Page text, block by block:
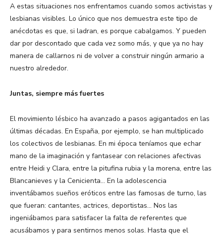
A estas situaciones nos enfrentamos cuando somos activistas y
lesbianas visibles. Lo único que nos demuestra este tipo de
anécdotas es que, si ladran, es porque cabalgamos. Y pueden
dar por descontado que cada vez somo más, y que ya no hay
manera de callarnos ni de volver a construir ningún armario a
nuestro alrededor.
Juntas, siempre más fuertes
El movimiento lésbico ha avanzado a pasos agigantados en las
últimas décadas. En España, por ejemplo, se han multiplicado
los colectivos de lesbianas. En mi época teníamos que echar
mano de la imaginación y fantasear con relaciones afectivas
entre Heidi y Clara, entre la pitufina rubia y la morena, entre las
Blancanieves y la Cenicienta… En la adolescencia
inventábamos sueños eróticos entre las famosas de turno, las
que fueran: cantantes, actrices, deportistas… Nos las
ingeniábamos para satisfacer la falta de referentes que
acusábamos y para sentirnos menos solas. Hasta que el